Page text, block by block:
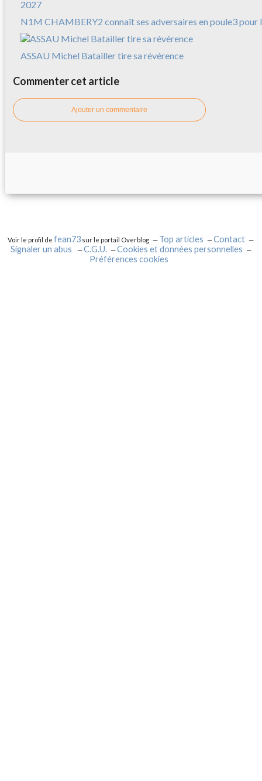
N1M CHAMBERY2 connaît ses adversaires en poule3 pour
ASSAU Michel Batailler tire sa révérence
Commenter cet article
Ajouter un commentaire
Voir le profil defean73 sur le portail Overblog Top articles
Contact
Signaler un abus
C.G.U.
Cookies et données personnelles
Préférences cookies